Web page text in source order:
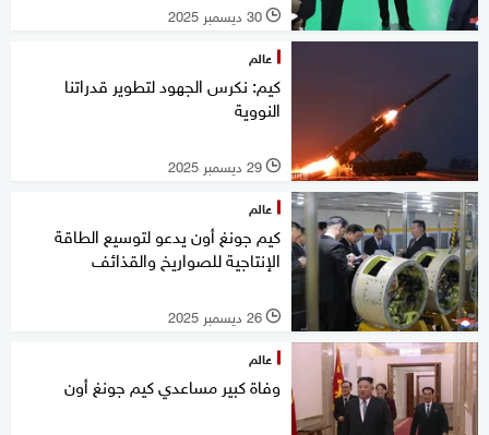
l 30 ديسمبر 2025
عالم
كيم: نكرس الجهود لتطوير قدراتنا
النووية
l 29 ديسمبر 2025
عالم
كيم جونغ أون يدعو لتوسيع الطاقة
الإنتاجية للصواريخ والقذائف
l 26 ديسمبر 2025
عالم
وفاة كبير مساعدي كيم جونغ أون